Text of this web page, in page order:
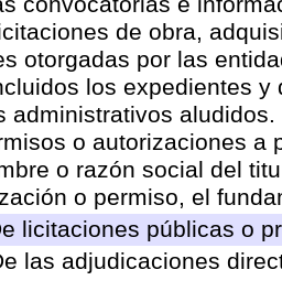
de obra,
otorgadas por las
los expedientes
administrativos
o autorizaciones a
o razón social del
o permiso, el
licitaciones públicas o
las adjudicaciones